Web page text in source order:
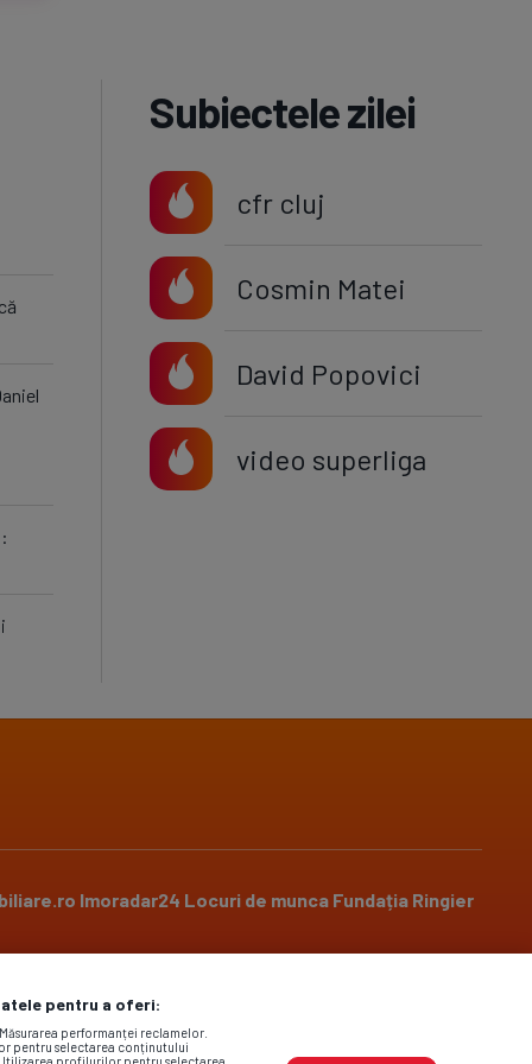
Subiectele zilei
cfr cluj
Cosmin Matei
David Popovici
video superliga
Imoradar24 Locuri de munca Fundația Ringier
pentru a oferi:
performanței reclamelor.
pentru selectarea conținutului